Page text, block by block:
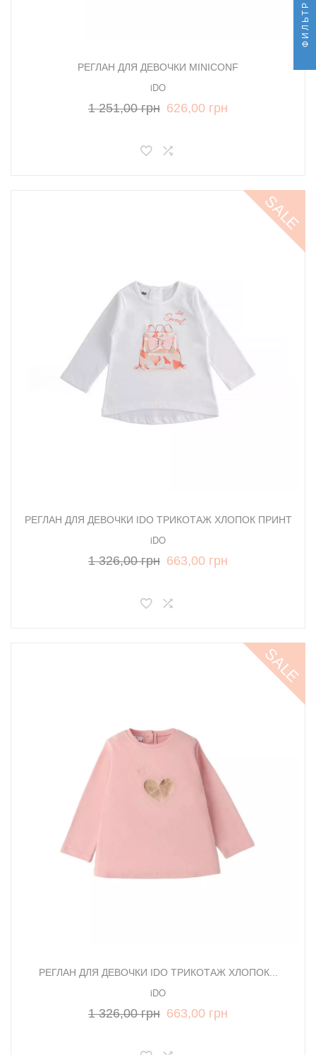
РЕГЛАН ДЛЯ ДЕВОЧКИ MINICONF
iDO
1 251,00 грн 626,00 грн
SALE
РЕГЛАН ДЛЯ ДЕВОЧКИ IDO ТРИКОТАЖ ХЛОПОК ПРИНТ
iDO
1 326,00 грн 663,00 грн
SALE
РЕГЛАН ДЛЯ ДЕВОЧКИ IDO ТРИКОТАЖ ХЛОПОК...
iDO
1 326,00 грн 663,00 грн
ФИЛЬТР